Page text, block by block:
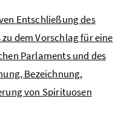
Entschließung des
dem Vorschlag für eine
Parlaments und des
Bezeichnung,
von Spirituosen